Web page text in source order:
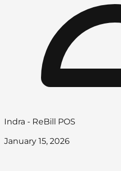
Indra - ReBill POS
January 15, 2026